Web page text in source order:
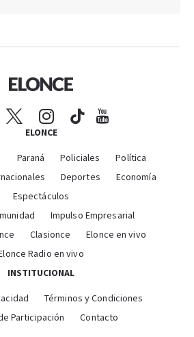
ELONCE
Paraná Policiales
Política
Deportes
Economía
Espectáculos
Impulso Empresarial
Clasionce
Elonce en vivo
Radio en vivo
INSTITUCIONAL
Términos y Condiciones
Participación
Contacto